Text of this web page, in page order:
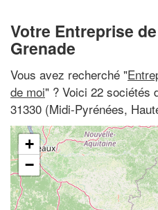
Votre Entreprise
Grenade
Vous avez recherché "
de moi" ? Voici 22 sociétés
31330 (Midi-Pyrénées,
+
−